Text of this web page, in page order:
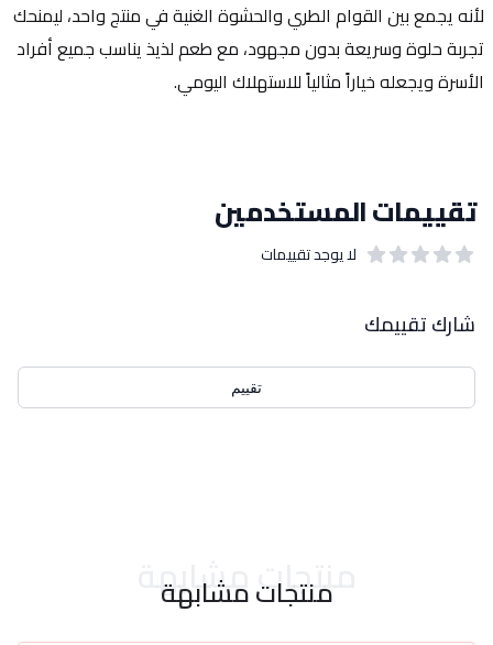
الأسرة ويجعله خياراً مثالياً للاستهلاك اليومي.
تقييمات المستخدمين
لا يوجد تقييمات
شارك تقييمك
تقييم
منتجات مشابهة
منتجات مشابهة